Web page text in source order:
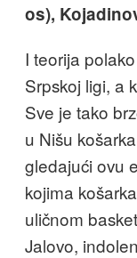
os),
I teorija
Srpskoj ligi, a
Sve je tako
u Nišu
gledajući ovu
kojima
uličnom
Jalovo,